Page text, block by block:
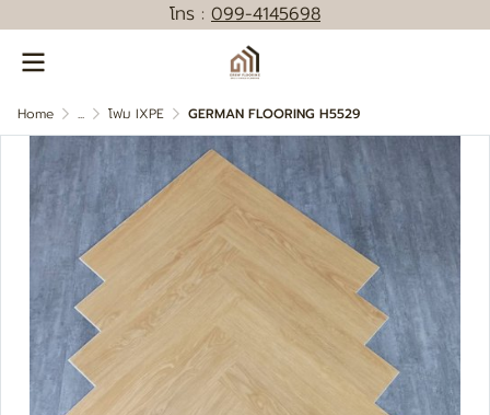
โทร : 099-4145698
Home ... โฟม IXPE GERMAN FLOORING H5529